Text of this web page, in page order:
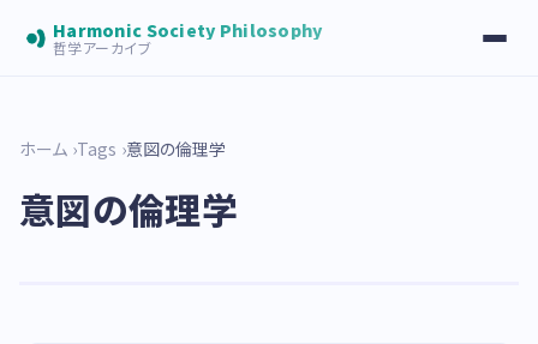
Harmonic Society Philosophy
哲学アーカイブ
ホーム Tags 意図の倫理学
意図の倫理学